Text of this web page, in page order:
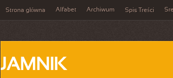
Strona główna Alfabet Archiwum Spis Treści
JAMNIK